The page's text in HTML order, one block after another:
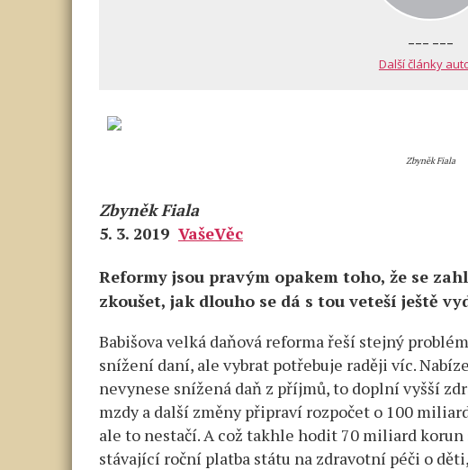
--- ---
Další články
Zbyněk Fiala
Zbyněk Fiala
5. 3. 2019 VašeVěc
Reformy jsou pravým opakem toho, že se
zkoušet, jak dlouho se dá s tou veteší ještě
Babišova velká daňová reforma řeší stejný
snížení daní, ale vybrat potřebuje raději víc.
nevynese snížená daň z příjmů, to doplní vyšší
mzdy a další změny připraví rozpočet o 100
ale to nestačí. A což takhle hodit 70 miliard
stávající roční platba státu na zdravotní péči o